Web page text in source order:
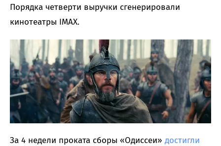
Порядка четверти выручки сгенерировали
кинотеатры IMAX.
За 4 недели проката сборы «Одиссеи» достигли